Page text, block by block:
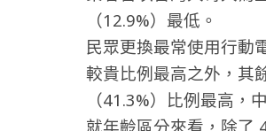
（12.9%）最低。
民眾更換最常使用行動
較貴比例最高之外，其
（41.3%）比例最高，
就年齡區分來看，除了